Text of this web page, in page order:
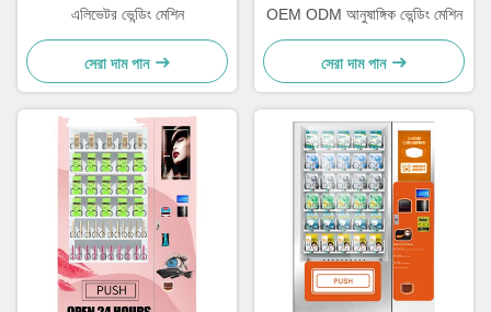
এলিভেটর ভেন্ডিং মেশিন
সেরা দাম পান
OEM ODM আনুষাঙ্গিক ভেন্ডিং মেশিন
সেরা দাম পান